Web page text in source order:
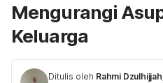
Mengurangi
Keluarga
Ditulis oleh Rahmi